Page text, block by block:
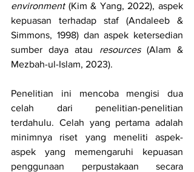
environment (Kim & Yang, 2022), aspek
kepuasan terhadap staf (Andaleeb &
Simmons, 1998) dan aspek ketersedian
sumber daya atau resources (Alam &
Mezbah-ul-Islam, 2023).
Penelitian ini mencoba mengisi dua
celah dari penelitian-penelitian
terdahulu. Celah yang pertama adalah
minimnya riset yang meneliti aspek-
aspek yang memengaruhi kepuasan
penggunaan perpustakaan secara